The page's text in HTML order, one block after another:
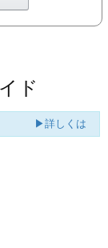
ド
▶詳しくは